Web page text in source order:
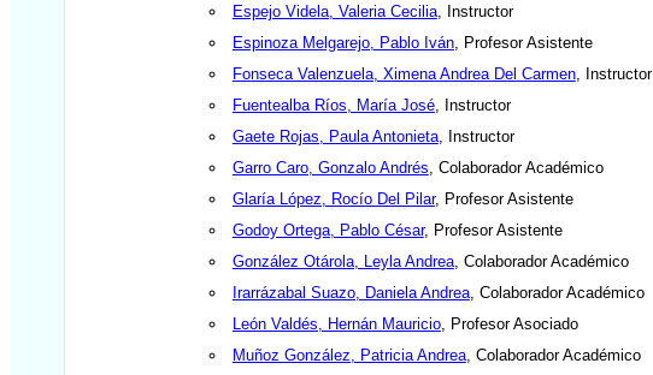
Espejo Videla, Valeria Cecilia, Instructor
Espinoza Melgarejo, Pablo Iván, Profesor Asistente
Fonseca Valenzuela, Ximena Andrea Del Carmen, Instructor
Fuentealba Ríos, María José, Instructor
Gaete Rojas, Paula Antonieta, Instructor
Garro Caro, Gonzalo Andrés , Colaborador Académico
Glaría López, Rocío Del Pilar, Profesor Asistente
Godoy Ortega, Pablo César, Profesor Asistente
González Otárola, Leyla Andrea, Colaborador Académico
Irarrázabal Suazo, Daniela Andrea, Colaborador Académico
León Valdés, Hernán Mauricio, Profesor Asociado
Muñoz González, Patricia Andrea, Colaborador Académico